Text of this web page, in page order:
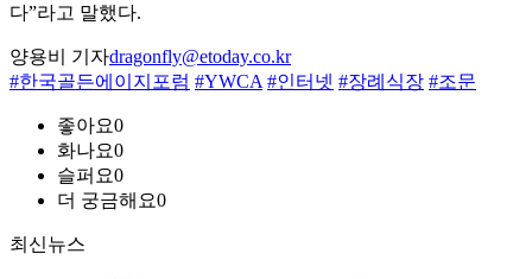
다”라고 말했다.
양용비 기자dragonfly@etoday.co.kr
#한국골든에이지포럼 #YWCA #인터넷 #장례식장 #조문
좋아요0
화나요0
슬퍼요0
더 궁금해요0
최신뉴스